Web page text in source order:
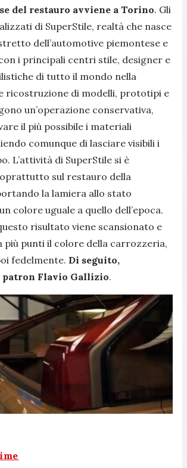
del restauro avviene a Torino. Gli
di SuperStile, realtà che nasce
dell’automotive piemontese e
i principali centri stile, designer e
di tutto il mondo nella
ricostruzione di modelli, prototipi e
un’operazione conservativa,
il più possibile i materiali
comunque di lasciare visibili i
L’attività di SuperStile si è
sul restauro della
la lamiera allo stato
colore uguale a quello dell’epoca.
risultato viene scansionato e
punti il colore della carrozzeria,
fedelmente. Di seguito,
Flavio Gallizio.